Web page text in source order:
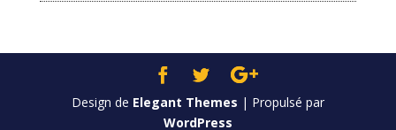
Design de Elegant Themes | Propulsé par
WordPress